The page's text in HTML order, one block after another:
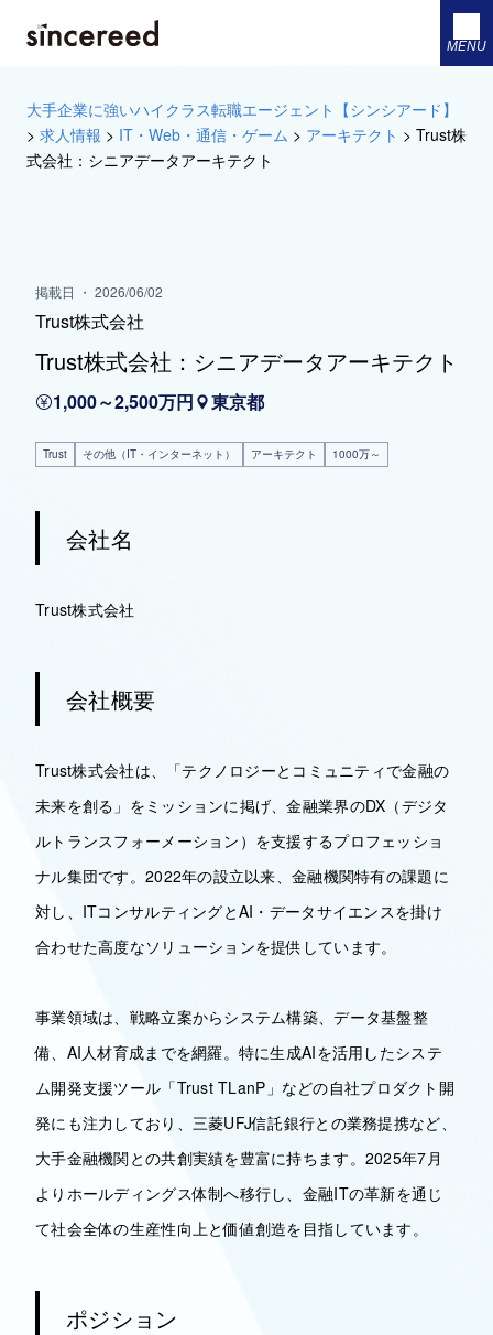
MENU
大手企業に強いハイクラス転職エージェント【シンシアード】
> 求人情報 > IT・Web・通信・ゲーム > アーキテクト > Trust株
式会社：シニアデータアーキテクト
掲載日 ・ 2026/06/02
Trust株式会社
Trust株式会社：シニアデータアーキテクト
1,000～2,500万円 東京都
Trust その他（IT・インターネット） アーキテクト 1000万～
会社名
Trust株式会社
会社概要
Trust株式会社は、「テクノロジーとコミュニティで金融の
未来を創る」をミッションに掲げ、金融業界のDX（デジタ
ルトランスフォーメーション）を支援するプロフェッショ
ナル集団です。2022年の設立以来、金融機関特有の課題に
対し、ITコンサルティングとAI・データサイエンスを掛け
合わせた高度なソリューションを提供しています。
事業領域は、戦略立案からシステム構築、データ基盤整
備、AI人材育成までを網羅。特に生成AIを活用したシステ
ム開発支援ツール「Trust TLanP」などの自社プロダクト開
発にも注力しており、三菱UFJ信託銀行との業務提携など、
大手金融機関との共創実績を豊富に持ちます。2025年7月
よりホールディングス体制へ移行し、金融ITの革新を通じ
て社会全体の生産性向上と価値創造を目指しています。
ポジション